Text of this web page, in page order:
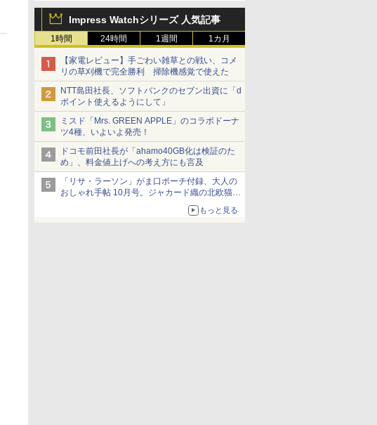
Impress Watchシリーズ 人気記事
1時間 24時間 1週間 1カ月
【家電レビュー】手ごわい雑草との戦い、コメ
リの草刈機で完全勝利 掃除機感覚で使えた
NTT島田社長、ソフトバンクのセブン出資に「d
ポイント使えるようにして」
ミスド「Mrs. GREEN APPLE」のコラボドーナ
ツ4種、いよいよ発売！
ドコモ前田社長が「ahamo40GB化は検証のた
め」、料金値上げへの考え方にも言及
「リサ・ラーソン」がま口ポーチ付録、大人の
おしゃれ手帖 10月号。ジャカード織の北欧猫デ
もっと見る